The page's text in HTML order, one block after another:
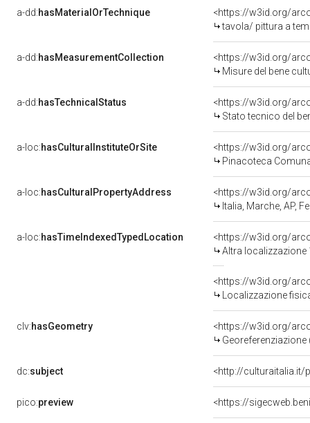
a-dd:hasMaterialOrTechnique
<https://w3id.org/
tavola/ pittura a
a-dd:hasMeasurementCollection
<https://w3id.org/
Misure del bene
a-dd:hasTechnicalStatus
<https://w3id.org/
Stato tecnico del
a-loc:hasCulturalInstituteOrSite
<https://w3id.org/
Pinacoteca
a-loc:hasCulturalPropertyAddress
<https://w3id.org/
Italia, Marche, AP,
a-loc:hasTimeIndexedTypedLocation
<https://w3id.org/
Altra localizzazione
<https://w3id.org/
Localizzazione
clv:hasGeometry
<https://w3id.org/
dc:subject <http://culturaitalia.it/
pico:preview <https://